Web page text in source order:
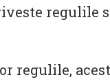
regulile
regulile,